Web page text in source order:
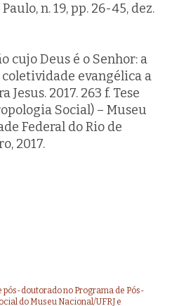
n. 19, pp. 26-45, dez.
cujo Deus é o Senhor: a
evangélica a
2017. 263 f. Tese
Social) – Museu
Federal do Rio de
2017.
pós-doutorado no Programa de Pós-
do Museu Nacional/UFRJ e